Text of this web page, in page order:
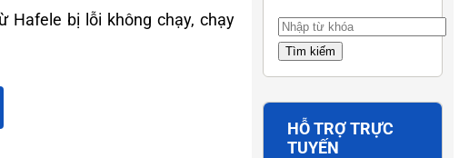
Hafele bị lỗi không chạy, chạy
HỖ TRỢ TRỰC
TUYẾN